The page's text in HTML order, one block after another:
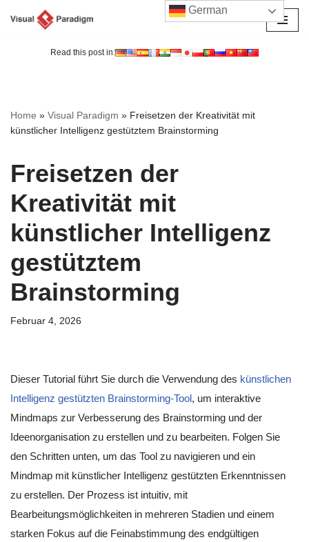
Read this post in:
Home » Visual Paradigm » Freisetzen der Kreativität mit
künstlicher Intelligenz gestütztem Brainstorming
Freisetzen der
Kreativität mit
künstlicher Intelligenz
gestütztem
Brainstorming
Februar 4, 2026
Dieser Tutorial führt Sie durch die Verwendung des künstlichen
Intelligenz gestützten Brainstorming-Tool, um interaktive
Mindmaps zur Verbesserung des Brainstorming und der
Ideenorganisation zu erstellen und zu bearbeiten. Folgen Sie
den Schritten unten, um das Tool zu navigieren und ein
Mindmap mit künstlicher Intelligenz gestützten Erkenntnissen
zu erstellen. Der Prozess ist intuitiv, mit
Bearbeitungsmöglichkeiten in mehreren Stadien und einem
starken Fokus auf die Feinabstimmung des endgültigen
German